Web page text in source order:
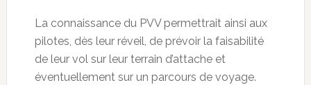
La connaissance du PVV permettrait ainsi aux
pilotes, dès leur réveil, de prévoir la faisabilité
de leur vol sur leur terrain d’attache et
éventuellement sur un parcours de voyage.